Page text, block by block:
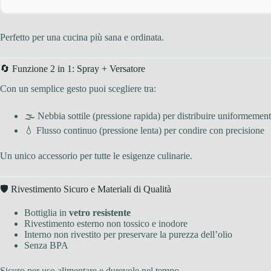
Perfetto per una cucina più sana e ordinata.
🔄 Funzione 2 in 1: Spray + Versatore
Con un semplice gesto puoi scegliere tra:
🌫 Nebbia sottile (pressione rapida) per distribuire
💧 Flusso continuo (pressione lenta) per condire con precisione
Un unico accessorio per tutte le esigenze culinarie.
🛡 Rivestimento Sicuro e Materiali di Qualità
Bottiglia in vetro resistente
Rivestimento esterno non tossico e inodore
Interno non rivestito per preservare la purezza dell’olio
Senza BPA